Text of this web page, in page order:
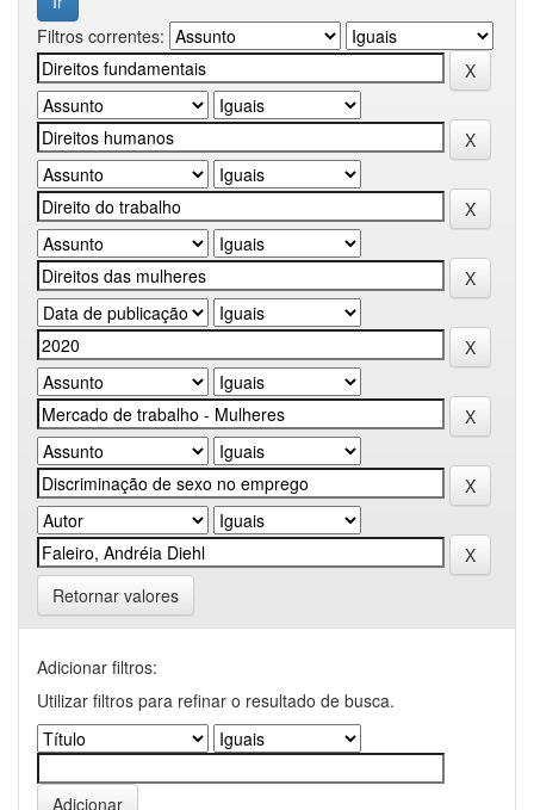
Filtros correntes:
Retornar valores
Adicionar filtros:
Utilizar filtros para refinar o resultado de busca.